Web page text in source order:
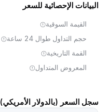
البيانات الإحصائية للسعر
القيمة السوقية
حجم التداول طوال 24 ساعة
القمة التاريخية
المعروض المتداول
سجل السعر (بالدولار الأمريكي)